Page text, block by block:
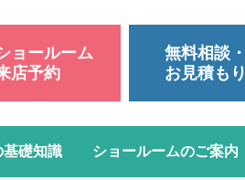
ョールーム
店予約
無料相談・
お見積もり
基礎知識 ショールームのご案内